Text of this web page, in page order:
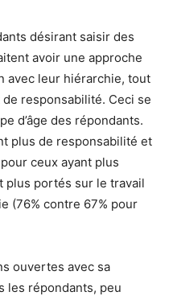
désirant saisir des
avoir une approche
avec leur hiérarchie, tout
de responsabilité. Ceci se
d’âge des répondants.
plus de responsabilité et
ceux ayant plus
plus portés sur le travail
(76% contre 67% pour
ouvertes avec sa
les répondants, peu